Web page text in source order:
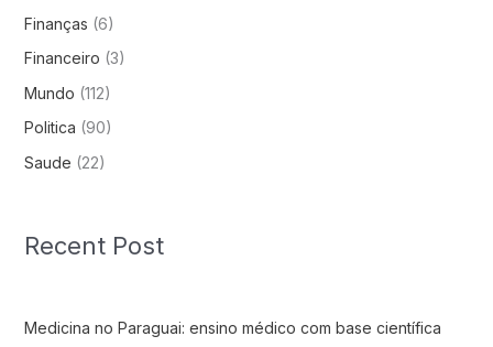
Finanças (6)
Financeiro (3)
Mundo (112)
Politica (90)
Saude (22)
Recent Post
Medicina no Paraguai: ensino médico com base científica